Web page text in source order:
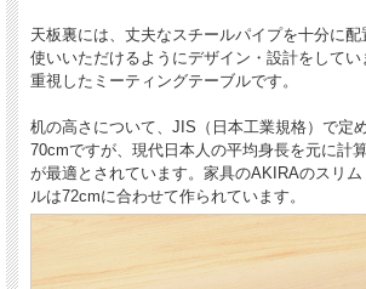
天板裏には、丈夫なスチールパイプを十分に
使いいただけるようにデザイン・設計をして
重視したミーティングテーブルです。
机の高さについて、JIS（日本工業規格）で定
70cmですが、現代日本人の平均身長を元に計
が最適とされています。家具のAKIRAのスリ
ルは72cmに合わせて作られています。